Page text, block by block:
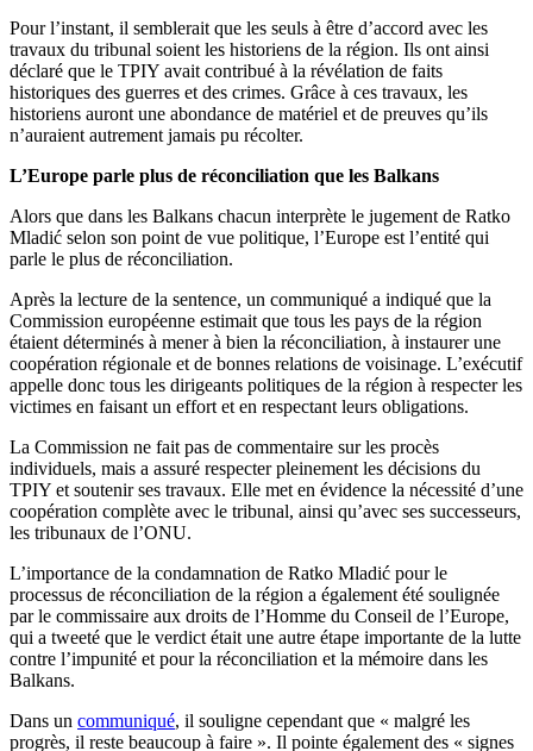
Pour l’instant, il semblerait que les seuls à être d’accord avec les
travaux du tribunal soient les historiens de la région. Ils ont ainsi
déclaré que le TPIY avait contribué à la révélation de faits
historiques des guerres et des crimes. Grâce à ces travaux, les
historiens auront une abondance de matériel et de preuves qu’ils
n’auraient autrement jamais pu récolter.
L’Europe parle plus de réconciliation que les Balkans
Alors que dans les Balkans chacun interprète le jugement de Ratko
Mladić selon son point de vue politique, l’Europe est l’entité qui
parle le plus de réconciliation.
Après la lecture de la sentence, un communiqué a indiqué que la
Commission européenne estimait que tous les pays de la région
étaient déterminés à mener à bien la réconciliation, à instaurer une
coopération régionale et de bonnes relations de voisinage. L’exécutif
appelle donc tous les dirigeants politiques de la région à respecter les
victimes en faisant un effort et en respectant leurs obligations.
La Commission ne fait pas de commentaire sur les procès
individuels, mais a assuré respecter pleinement les décisions du
TPIY et soutenir ses travaux. Elle met en évidence la nécessité d’une
coopération complète avec le tribunal, ainsi qu’avec ses successeurs,
les tribunaux de l’ONU.
L’importance de la condamnation de Ratko Mladić pour le
processus de réconciliation de la région a également été soulignée
par le commissaire aux droits de l’Homme du Conseil de l’Europe,
qui a tweeté que le verdict était une autre étape importante de la lutte
contre l’impunité et pour la réconciliation et la mémoire dans les
Balkans.
Dans un communiqué, il souligne cependant que « malgré les
progrès, il reste beaucoup à faire ». Il pointe également des « signes